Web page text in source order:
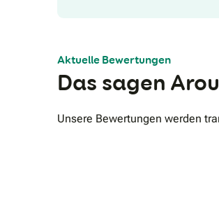
Aktuelle Bewertungen
Das sagen
Unsere Bewertungen werden